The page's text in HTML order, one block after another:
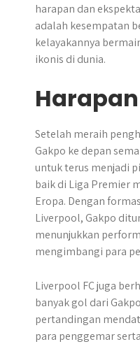
harapan dan
adalah kesempatan
kelayakannya
ikonis di dunia.
Setelah meraih
Gakpo ke depan
untuk terus menjadi
baik di Liga Premier
Eropa. Dengan
Liverpool, Gakpo
menunjukkan
mengimbangi para
Liverpool FC juga
banyak gol dari
pertandingan
para penggemar